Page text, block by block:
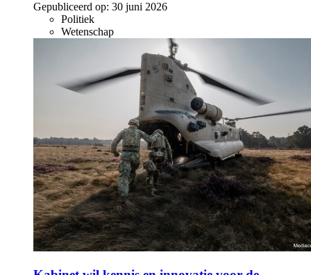
Gepubliceerd op: 30 juni 2026
Politiek
Wetenschap